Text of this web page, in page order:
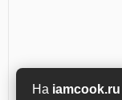
На iamcook.ru